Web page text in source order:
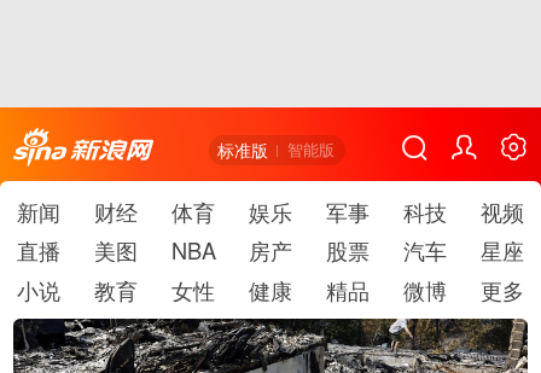
标准版 智能版
新闻 财经 体育 娱乐 军事 科技
视频
直播
美图 NBA 房产 股票 汽车
星座
小说
教育 女性 健康 精品 微博 更多